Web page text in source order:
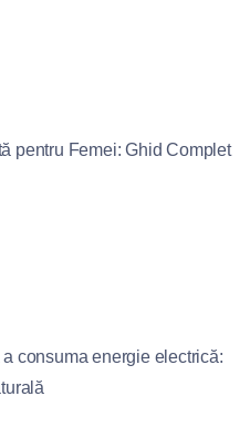
pentru Femei: Ghid Complet
consuma energie electrică: